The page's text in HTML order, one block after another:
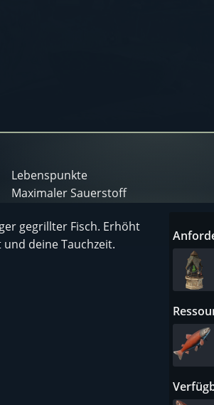
Lebenspunkte
Maximaler Sauerstoff
gegrillter Fisch. Erhöht
deine Tauchzeit.